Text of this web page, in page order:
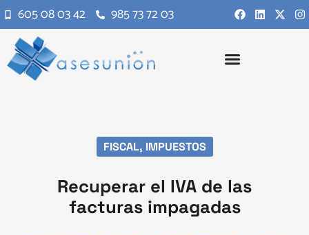
605 08 03 42 985 73 72 03
FISCAL, IMPUESTOS
Recuperar el IVA de las
facturas impagadas